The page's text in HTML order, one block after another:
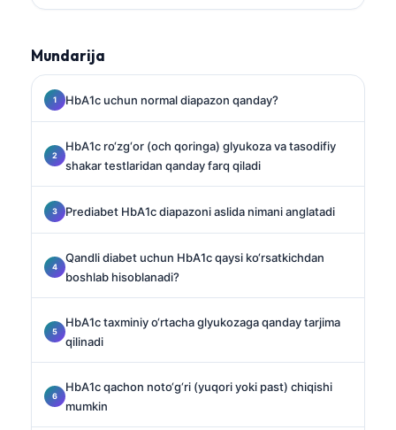
Mundarija
HbA1c uchun normal diapazon qanday?
HbA1c ro‘zg‘or (och qoringa) glyukoza va tasodifiy
shakar testlaridan qanday farq qiladi
Prediabet HbA1c diapazoni aslida nimani anglatadi
Qandli diabet uchun HbA1c qaysi ko‘rsatkichdan
boshlab hisoblanadi?
HbA1c taxminiy o‘rtacha glyukozaga qanday tarjima
qilinadi
HbA1c qachon noto‘g‘ri (yuqori yoki past) chiqishi
mumkin